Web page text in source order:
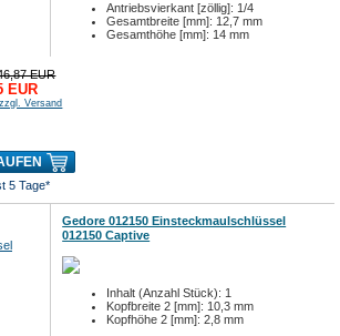
Antriebsvierkant [zöllig]: 1/4
Gesamtbreite [mm]: 12,7 mm
Gesamthöhe [mm]: 14 mm
EUR
EUR
zzgl. Versand
5 Tage*
Gedore 012150 Einsteckmaulschlüssel
012150 Captive
Inhalt (Anzahl Stück): 1
Kopfbreite 2 [mm]: 10,3 mm
Kopfhöhe 2 [mm]: 2,8 mm